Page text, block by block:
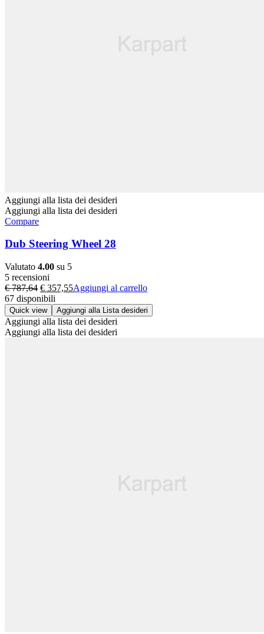
Aggiungi alla lista dei desideri
Aggiungi alla lista dei desideri
Compare
Dub Steering Wheel 28
Valutato 4.00 su 5
5 recensioni
€787,64 Il
prezzo
originale
era:
€ 787,64.
€ 357,55Il
attuale
è:
€ 357,55.
Aggiungi al carrello
67 disponibili
Quick view Aggiungi alla Lista desideri
Aggiungi alla lista dei desideri
Aggiungi alla lista dei desideri